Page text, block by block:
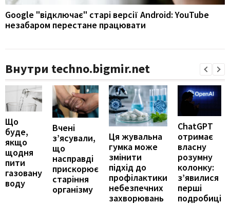
Google "відключає" старі версії Android: YouTube
незабаром перестане працювати
Внутри techno.bigmir.net
Що
буде,
якщо
щодня
пити
газовану
воду
Вчені
з’ясували,
що
насправді
прискорює
старіння
організму
Ця жувальна
гумка може
змінити
підхід до
профілактики
небезпечних
захворювань
ChatGPT
отримає
власну
розумну
колонку:
з’явилися
перші
подробиці